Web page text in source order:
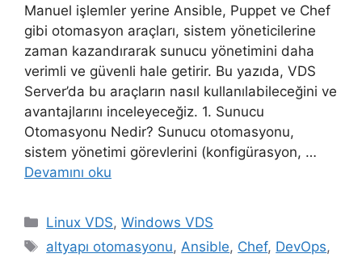
Manuel işlemler yerine Ansible, Puppet ve Chef
gibi otomasyon araçları, sistem yöneticilerine
zaman kazandırarak sunucu yönetimini daha
verimli ve güvenli hale getirir. Bu yazıda, VDS
Server’da bu araçların nasıl kullanılabileceğini ve
avantajlarını inceleyeceğiz. 1. Sunucu
Otomasyonu Nedir? Sunucu otomasyonu,
sistem yönetimi görevlerini (konfigürasyon, …
Devamını oku
Kategoriler
Linux VDS,Windows VDS
Etiketler
altyapı otomasyonu,Ansible, Chef, DevOps,